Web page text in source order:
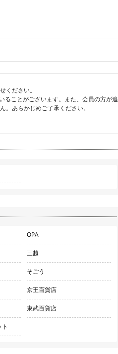
ください。
ることがございます。また、会員の方が追
あらかじめご了承ください。
OPA
三越
そごう
京王百貨店
東武百貨店